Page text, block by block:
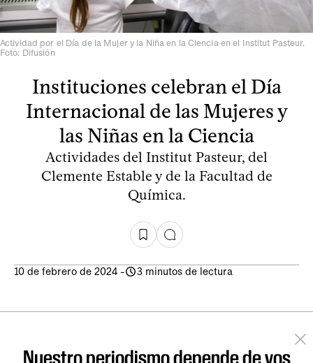
Actividad por el Día de la Mujer y la Niña en la Ciencia en el Institut Pasteur.
Foto: Difusión
Instituciones celebran el Día
Internacional de las Mujeres y
las Niñas en la Ciencia
Actividades del Institut Pasteur, del
Clemente Estable y de la Facultad de
Química.
10 de febrero de 2024 - 3 minutos de lectura
Nuestro periodismo depende de vos